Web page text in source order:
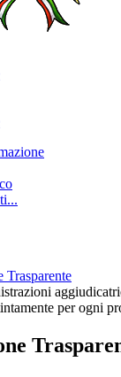
Trasparente
per ogni